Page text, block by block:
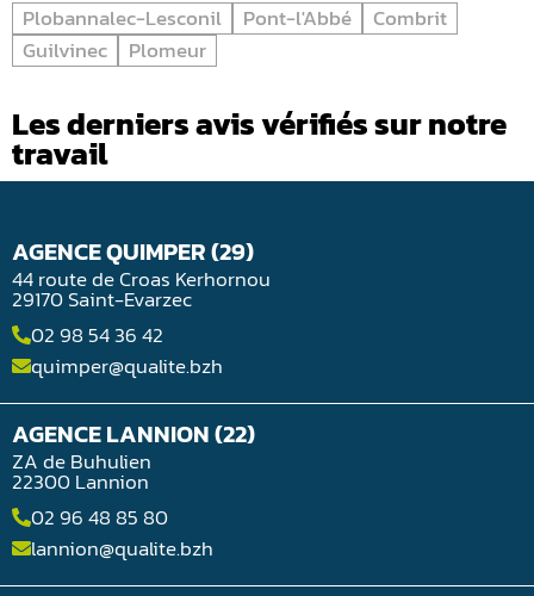
Plobannalec-Lesconil
Pont-l'Abbé
Combrit
Guilvinec
Plomeur
Les derniers avis vérifiés sur notre
travail
AGENCE QUIMPER (29)
44 route de Croas Kerhornou
29170 Saint-Evarzec
02 98 54 36 42
quimper@qualite.bzh
AGENCE LANNION (22)
ZA de Buhulien
22300 Lannion
02 96 48 85 80
lannion@qualite.bzh